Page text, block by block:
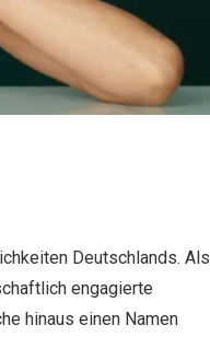
Deutschlands. Als
engagierte
hinaus einen Namen